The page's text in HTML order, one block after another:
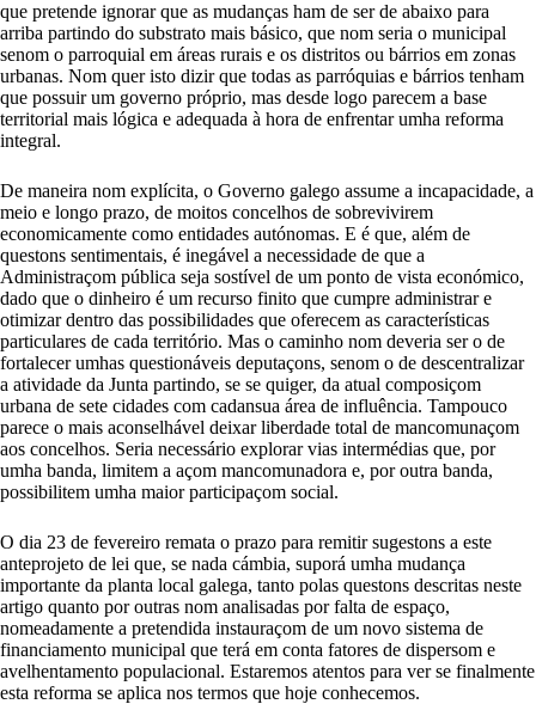
que pretende ignorar que as mudanças ham de ser de abaixo para
arriba partindo do substrato mais básico, que nom seria o municipal
senom o parroquial em áreas rurais e os distritos ou bárrios em zonas
urbanas. Nom quer isto dizir que todas as parróquias e bárrios tenham
que possuir um governo próprio, mas desde logo parecem a base
territorial mais lógica e adequada à hora de enfrentar umha reforma
integral.
De maneira nom explícita, o Governo galego assume a incapacidade, a
meio e longo prazo, de moitos concelhos de sobrevivirem
economicamente como entidades autónomas. E é que, além de
questons sentimentais, é inegável a necessidade de que a
Administraçom pública seja sostível de um ponto de vista económico,
dado que o dinheiro é um recurso finito que cumpre administrar e
otimizar dentro das possibilidades que oferecem as características
particulares de cada território. Mas o caminho nom deveria ser o de
fortalecer umhas questionáveis deputaçons, senom o de descentralizar
a atividade da Junta partindo, se se quiger, da atual composiçom
urbana de sete cidades com cadansua área de influência. Tampouco
parece o mais aconselhável deixar liberdade total de mancomunaçom
aos concelhos. Seria necessário explorar vias intermédias que, por
umha banda, limitem a açom mancomunadora e, por outra banda,
possibilitem umha maior participaçom social.
O dia 23 de fevereiro remata o prazo para remitir sugestons a este
anteprojeto de lei que, se nada cámbia, suporá umha mudança
importante da planta local galega, tanto polas questons descritas neste
artigo quanto por outras nom analisadas por falta de espaço,
nomeadamente a pretendida instauraçom de um novo sistema de
financiamento municipal que terá em conta fatores de dispersom e
avelhentamento populacional. Estaremos atentos para ver se finalmente
esta reforma se aplica nos termos que hoje conhecemos.